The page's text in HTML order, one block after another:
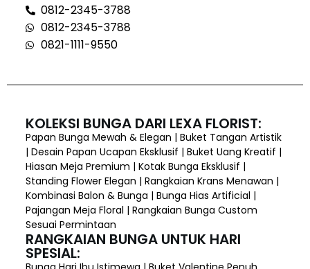
0812-2345-3788
0812-2345-3788
0821-1111-9550
KOLEKSI BUNGA DARI LEXA FLORIST:
Papan Bunga Mewah & Elegan | Buket Tangan Artistik
| Desain Papan Ucapan Eksklusif | Buket Uang Kreatif |
Hiasan Meja Premium | Kotak Bunga Eksklusif |
Standing Flower Elegan | Rangkaian Krans Menawan |
Kombinasi Balon & Bunga | Bunga Hias Artificial |
Pajangan Meja Floral | Rangkaian Bunga Custom
Sesuai Permintaan
RANGKAIAN BUNGA UNTUK HARI
SPESIAL: